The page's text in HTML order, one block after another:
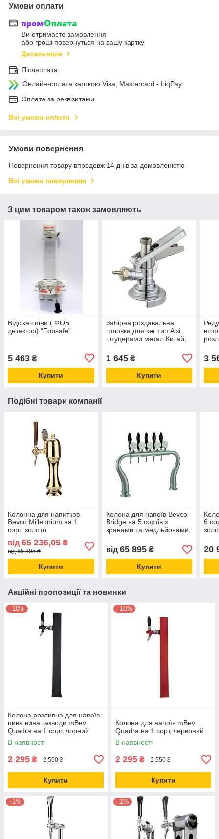
Умови оплати
Ви отримаєте замовлення
або гроші повернуться на вашу картку
Детальніше
Післяплата
Онлайн-оплата карткою Visa, Mastercard - LiqPay
Оплата за реквізитами
Всі умови оплати
Умови повернення
Повернення товару впродовж 14 днів за домовленістю
Всі умови повернення
З цим товаром також замовляють
Відсікач піни ( ФОБ
детектор) "Fobsafe"
5 463 ₴
Купити
Забірна роздавальна
головка для кег тип A зі
штуцерами метал Китай,
напоїв
1 645₴
Купити
3
Подібні товари компанії
Колонна для напитков
Bevco Millennium на 1
сорт, золото
від 65 236,05 ₴
від 65 895 ₴
Купити
Колона для напоїв Bevco
Bridge на 5 сортів з
кранами та медльйонами,
від 65 895₴
Купити
6
20
Акційні пропозиції та новинки
–10%
Колона розливна для напоїв
пива вина газводи mBev
Quadra на 1 сорт, чорний
В наявності
2 295 ₴ 2 550 ₴
Купити
–10%
Колона для напоїв mBev
Quadra на 1 сорт, червоний
В наявності
2 295 ₴ 2 550 ₴
Купити
–1% –1%